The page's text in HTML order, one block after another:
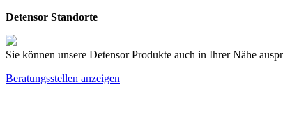
Detensor Standorte
Sie können unsere Detensor Produkte auch in Ihrer Nähe
Beratungsstellen anzeigen